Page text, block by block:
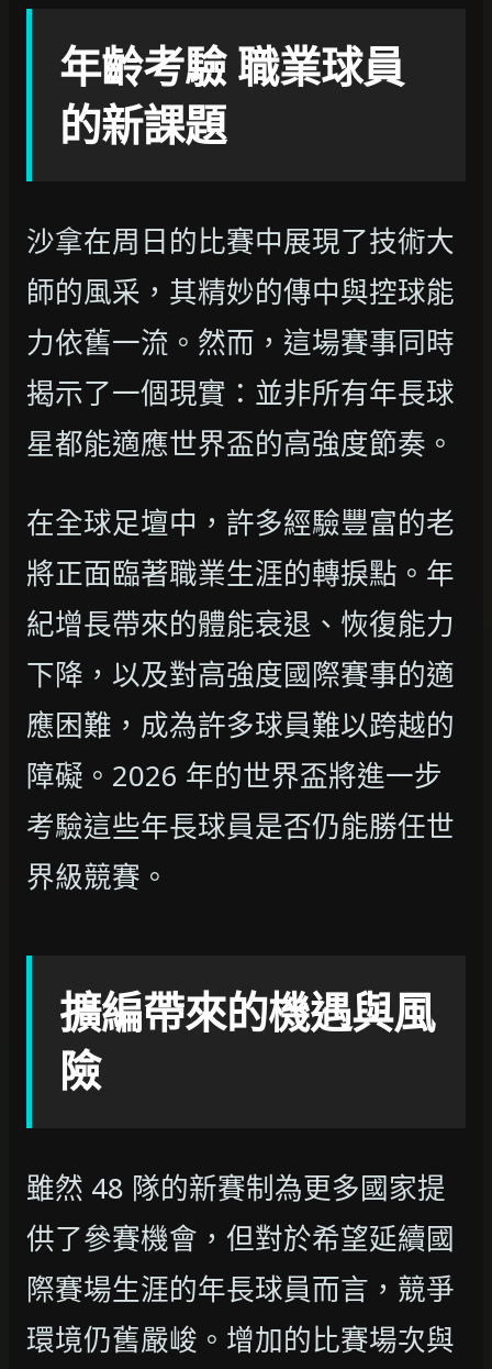
年齡考驗 職業球員
的新課題
沙拿在周日的比賽中展現了技術大
師的風采，其精妙的傳中與控球能
力依舊一流。然而，這場賽事同時
揭示了一個現實：並非所有年長球
星都能適應世界盃的高強度節奏。
在全球足壇中，許多經驗豐富的老
將正面臨著職業生涯的轉捩點。年
紀增長帶來的體能衰退、恢復能力
下降，以及對高強度國際賽事的適
應困難，成為許多球員難以跨越的
障礙。2026 年的世界盃將進一步
考驗這些年長球員是否仍能勝任世
界級競賽。
擴編帶來的機遇與風
險
雖然 48 隊的新賽制為更多國家提
供了參賽機會，但對於希望延續國
際賽場生涯的年長球員而言，競爭
環境仍舊嚴峻。增加的比賽場次與